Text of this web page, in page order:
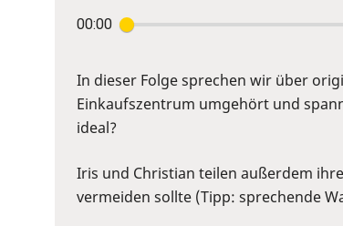
00:00
Enter
Space
to
slider.
In dieser Folge sprechen wir über
Einkaufszentrum umgehört und
ideal?
Iris und Christian teilen außerdem
vermeiden sollte (Tipp: sprechende